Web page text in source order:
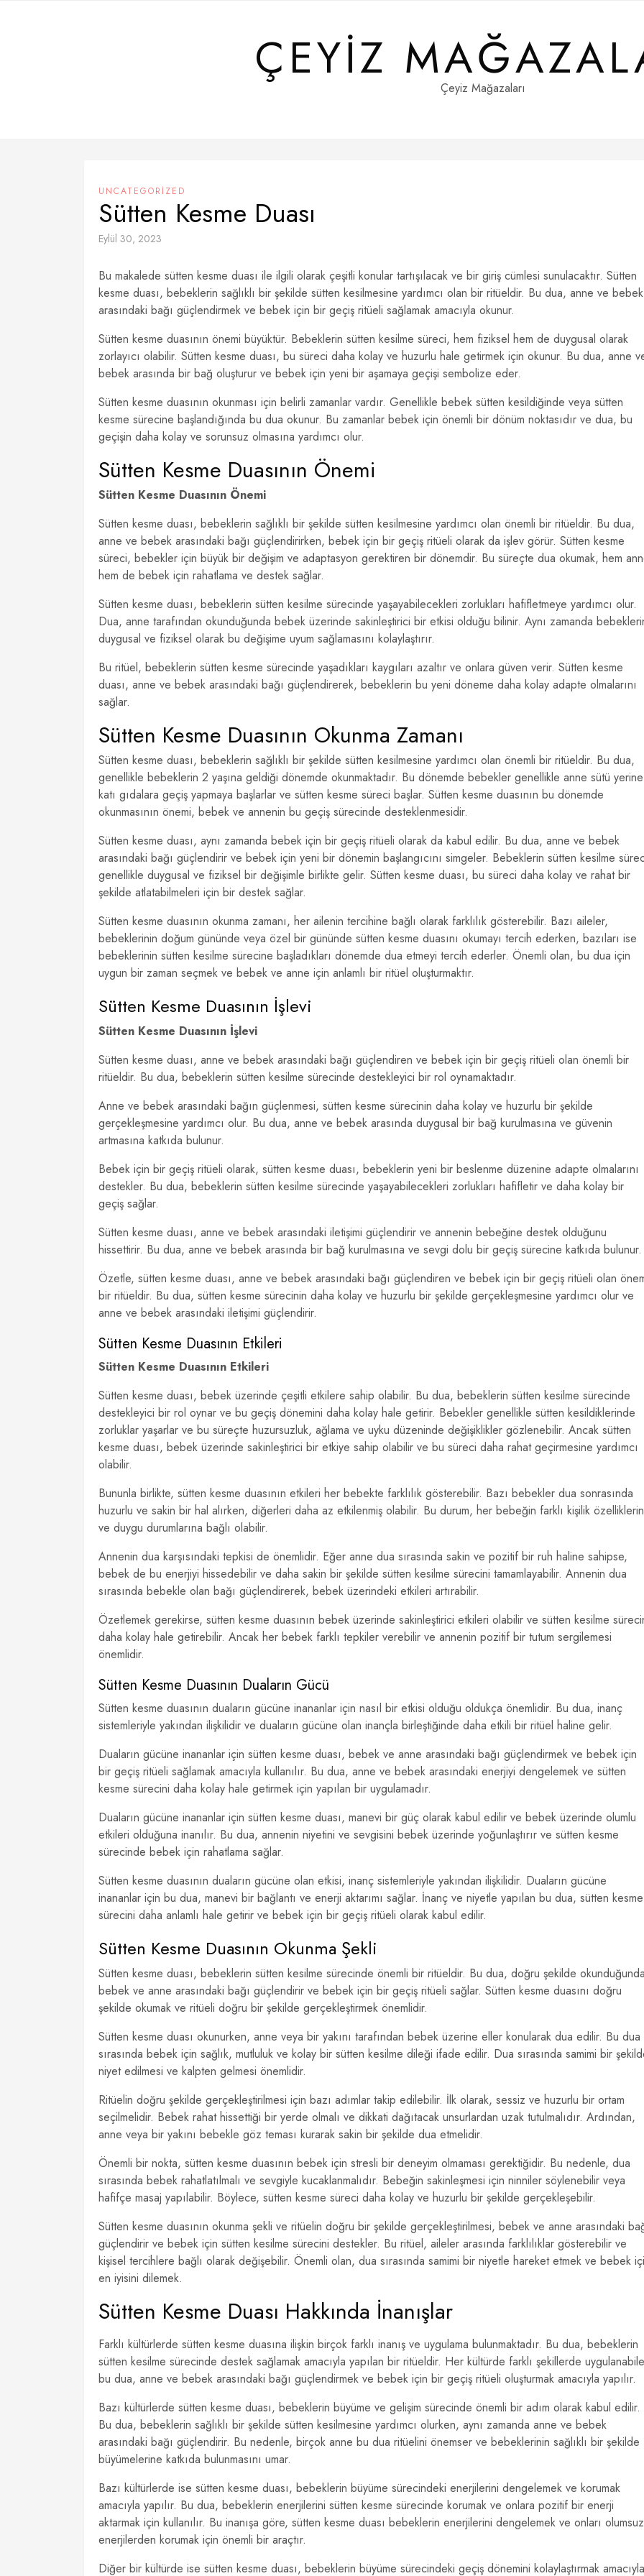
ÇEYIZ Çeyiz Mağazaları
UNCATEGORIZED
Sütten Kesme Duası
Eylül 30, 2023
Bu makalede sütten kesme duası ile ilgili olarak çeşitli konular tartışılacak ve bir giriş cümlesi sunulacaktır. Sütten
kesme duası, bebeklerin sağlıklı bir şekilde sütten kesilmesine yardımcı olan bir ritüeldir. Bu dua, anne ve bebek
arasındaki bağı güçlendirmek ve bebek için bir geçiş ritüeli sağlamak amacıyla okunur.
Sütten kesme duasının önemi büyüktür. Bebeklerin sütten kesilme süreci, hem fiziksel hem de duygusal olarak
zorlayıcı olabilir. Sütten kesme duası, bu süreci daha kolay ve huzurlu hale getirmek için okunur. Bu dua, anne
bebek arasında bir bağ oluşturur ve bebek için yeni bir aşamaya geçişi sembolize eder.
Sütten kesme duasının okunması için belirli zamanlar vardır. Genellikle bebek sütten kesildiğinde veya sütten
kesme sürecine başlandığında bu dua okunur. Bu zamanlar bebek için önemli bir dönüm noktasıdır ve dua, bu
geçişin daha kolay ve sorunsuz olmasına yardımcı olur.
Sütten Kesme Duasının Önemi
Sütten Kesme Duasının Önemi
Sütten kesme duası, bebeklerin sağlıklı bir şekilde sütten kesilmesine yardımcı olan önemli bir ritüeldir. Bu dua,
anne ve bebek arasındaki bağı güçlendirirken, bebek için bir geçiş ritüeli olarak da işlev görür. Sütten kesme
süreci, bebekler için büyük bir değişim ve adaptasyon gerektiren bir dönemdir. Bu süreçte dua okumak, hem
hem de bebek için rahatlama ve destek sağlar.
Sütten kesme duası, bebeklerin sütten kesilme sürecinde yaşayabilecekleri zorlukları hafifletmeye yardımcı olur.
Dua, anne tarafından okunduğunda bebek üzerinde sakinleştirici bir etkisi olduğu bilinir. Aynı zamanda
duygusal ve fiziksel olarak bu değişime uyum sağlamasını kolaylaştırır.
Bu ritüel, bebeklerin sütten kesme sürecinde yaşadıkları kaygıları azaltır ve onlara güven verir. Sütten kesme
duası, anne ve bebek arasındaki bağı güçlendirerek, bebeklerin bu yeni döneme daha kolay adapte olmalarını
sağlar.
Sütten Kesme Duasının Okunma Zamanı
Sütten kesme duası, bebeklerin sağlıklı bir şekilde sütten kesilmesine yardımcı olan önemli bir ritüeldir. Bu dua,
genellikle bebeklerin 2 yaşına geldiği dönemde okunmaktadır. Bu dönemde bebekler genellikle anne sütü yerine
katı gıdalara geçiş yapmaya başlarlar ve sütten kesme süreci başlar. Sütten kesme duasının bu dönemde
okunmasının önemi, bebek ve annenin bu geçiş sürecinde desteklenmesidir.
Sütten kesme duası, aynı zamanda bebek için bir geçiş ritüeli olarak da kabul edilir. Bu dua, anne ve bebek
arasındaki bağı güçlendirir ve bebek için yeni bir dönemin başlangıcını simgeler. Bebeklerin sütten kesilme
genellikle duygusal ve fiziksel bir değişimle birlikte gelir. Sütten kesme duası, bu süreci daha kolay ve rahat bir
şekilde atlatabilmeleri için bir destek sağlar.
Sütten kesme duasının okunma zamanı, her ailenin tercihine bağlı olarak farklılık gösterebilir. Bazı aileler,
bebeklerinin doğum gününde veya özel bir gününde sütten kesme duasını okumayı tercih ederken, bazıları ise
bebeklerinin sütten kesilme sürecine başladıkları dönemde dua etmeyi tercih ederler. Önemli olan, bu dua için
uygun bir zaman seçmek ve bebek ve anne için anlamlı bir ritüel oluşturmaktır.
Sütten Kesme Duasının İşlevi
Sütten Kesme Duasının İşlevi
Sütten kesme duası, anne ve bebek arasındaki bağı güçlendiren ve bebek için bir geçiş ritüeli olan önemli bir
ritüeldir. Bu dua, bebeklerin sütten kesilme sürecinde destekleyici bir rol oynamaktadır.
Anne ve bebek arasındaki bağın güçlenmesi, sütten kesme sürecinin daha kolay ve huzurlu bir şekilde
gerçekleşmesine yardımcı olur. Bu dua, anne ve bebek arasında duygusal bir bağ kurulmasına ve güvenin
artmasına katkıda bulunur.
Bebek için bir geçiş ritüeli olarak, sütten kesme duası, bebeklerin yeni bir beslenme düzenine adapte olmalarını
destekler. Bu dua, bebeklerin sütten kesilme sürecinde yaşayabilecekleri zorlukları hafifletir ve daha kolay bir
geçiş sağlar.
Sütten kesme duası, anne ve bebek arasındaki iletişimi güçlendirir ve annenin bebeğine destek olduğunu
hissettirir. Bu dua, anne ve bebek arasında bir bağ kurulmasına ve sevgi dolu bir geçiş sürecine katkıda bulunur.
Özetle, sütten kesme duası, anne ve bebek arasındaki bağı güçlendiren ve bebek için bir geçiş ritüeli olan
bir ritüeldir. Bu dua, sütten kesme sürecinin daha kolay ve huzurlu bir şekilde gerçekleşmesine yardımcı olur ve
anne ve bebek arasındaki iletişimi güçlendirir.
Sütten Kesme Duasının Etkileri
Sütten Kesme Duasının Etkileri
Sütten kesme duası, bebek üzerinde çeşitli etkilere sahip olabilir. Bu dua, bebeklerin sütten kesilme sürecinde
destekleyici bir rol oynar ve bu geçiş dönemini daha kolay hale getirir. Bebekler genellikle sütten kesildiklerinde
zorluklar yaşarlar ve bu süreçte huzursuzluk, ağlama ve uyku düzeninde değişiklikler gözlenebilir. Ancak sütten
kesme duası, bebek üzerinde sakinleştirici bir etkiye sahip olabilir ve bu süreci daha rahat geçirmesine yardımcı
olabilir.
Bununla birlikte, sütten kesme duasının etkileri her bebekte farklılık gösterebilir. Bazı bebekler dua sonrasında
huzurlu ve sakin bir hal alırken, diğerleri daha az etkilenmiş olabilir. Bu durum, her bebeğin farklı kişilik
ve duygu durumlarına bağlı olabilir.
Annenin dua karşısındaki tepkisi de önemlidir. Eğer anne dua sırasında sakin ve pozitif bir ruh haline sahipse,
bebek de bu enerjiyi hissedebilir ve daha sakin bir şekilde sütten kesilme sürecini tamamlayabilir. Annenin dua
sırasında bebekle olan bağı güçlendirerek, bebek üzerindeki etkileri artırabilir.
Özetlemek gerekirse, sütten kesme duasının bebek üzerinde sakinleştirici etkileri olabilir ve sütten kesilme
daha kolay hale getirebilir. Ancak her bebek farklı tepkiler verebilir ve annenin pozitif bir tutum sergilemesi
önemlidir.
Sütten Kesme Duasının Duaların Gücü
Sütten kesme duasının duaların gücüne inananlar için nasıl bir etkisi olduğu oldukça önemlidir. Bu dua, inanç
sistemleriyle yakından ilişkilidir ve duaların gücüne olan inançla birleştiğinde daha etkili bir ritüel haline gelir.
Duaların gücüne inananlar için sütten kesme duası, bebek ve anne arasındaki bağı güçlendirmek ve bebek için
bir geçiş ritüeli sağlamak amacıyla kullanılır. Bu dua, anne ve bebek arasındaki enerjiyi dengelemek ve sütten
kesme sürecini daha kolay hale getirmek için yapılan bir uygulamadır.
Duaların gücüne inananlar için sütten kesme duası, manevi bir güç olarak kabul edilir ve bebek üzerinde olumlu
etkileri olduğuna inanılır. Bu dua, annenin niyetini ve sevgisini bebek üzerinde yoğunlaştırır ve sütten kesme
sürecinde bebek için rahatlama sağlar.
Sütten kesme duasının duaların gücüne olan etkisi, inanç sistemleriyle yakından ilişkilidir. Duaların gücüne
inananlar için bu dua, manevi bir bağlantı ve enerji aktarımı sağlar. İnanç ve niyetle yapılan bu dua, sütten kesme
sürecini daha anlamlı hale getirir ve bebek için bir geçiş ritüeli olarak kabul edilir.
Sütten Kesme Duasının Okunma Şekli
Sütten kesme duası, bebeklerin sütten kesilme sürecinde önemli bir ritüeldir. Bu dua, doğru şekilde
bebek ve anne arasındaki bağı güçlendirir ve bebek için bir geçiş ritüeli sağlar. Sütten kesme duasını doğru
şekilde okumak ve ritüeli doğru bir şekilde gerçekleştirmek önemlidir.
Sütten kesme duası okunurken, anne veya bir yakını tarafından bebek üzerine eller konularak dua edilir. Bu dua
sırasında bebek için sağlık, mutluluk ve kolay bir sütten kesilme dileği ifade edilir. Dua sırasında samimi bir
niyet edilmesi ve kalpten gelmesi önemlidir.
Ritüelin doğru şekilde gerçekleştirilmesi için bazı adımlar takip edilebilir. İlk olarak, sessiz ve huzurlu bir ortam
seçilmelidir. Bebek rahat hissettiği bir yerde olmalı ve dikkati dağıtacak unsurlardan uzak tutulmalıdır. Ardından,
anne veya bir yakını bebekle göz teması kurarak sakin bir şekilde dua etmelidir.
Önemli bir nokta, sütten kesme duasının bebek için stresli bir deneyim olmaması gerektiğidir. Bu nedenle, dua
sırasında bebek rahatlatılmalı ve sevgiyle kucaklanmalıdır. Bebeğin sakinleşmesi için ninniler söylenebilir veya
hafifçe masaj yapılabilir. Böylece, sütten kesme süreci daha kolay ve huzurlu bir şekilde gerçekleşebilir.
Sütten kesme duasının okunma şekli ve ritüelin doğru bir şekilde gerçekleştirilmesi, bebek ve anne arasındaki
güçlendirir ve bebek için sütten kesilme sürecini destekler. Bu ritüel, aileler arasında farklılıklar gösterebilir ve
kişisel tercihlere bağlı olarak değişebilir. Önemli olan, dua sırasında samimi bir niyetle hareket etmek ve bebek
en iyisini dilemek.
Sütten Kesme Duası Hakkında İnanışlar
Farklı kültürlerde sütten kesme duasına ilişkin birçok farklı inanış ve uygulama bulunmaktadır. Bu dua, bebeklerin
sütten kesilme sürecinde destek sağlamak amacıyla yapılan bir ritüeldir. Her kültürde farklı şekillerde
bu dua, anne ve bebek arasındaki bağı güçlendirmek ve bebek için bir geçiş ritüeli oluşturmak amacıyla yapılır.
Bazı kültürlerde sütten kesme duası, bebeklerin büyüme ve gelişim sürecinde önemli bir adım olarak kabul edilir.
Bu dua, bebeklerin sağlıklı bir şekilde sütten kesilmesine yardımcı olurken, aynı zamanda anne ve bebek
arasındaki bağı güçlendirir. Bu nedenle, birçok anne bu dua ritüelini önemser ve bebeklerinin sağlıklı bir şekilde
büyümelerine katkıda bulunmasını umar.
Bazı kültürlerde ise sütten kesme duası, bebeklerin büyüme sürecindeki enerjilerini dengelemek ve korumak
amacıyla yapılır. Bu dua, bebeklerin enerjilerini sütten kesme sürecinde korumak ve onlara pozitif bir enerji
aktarmak için kullanılır. Bu inanışa göre, sütten kesme duası bebeklerin enerjilerini dengelemek ve onları olumsuz
enerjilerden korumak için önemli bir araçtır.
Diğer bir kültürde ise sütten kesme duası, bebeklerin büyüme sürecindeki geçiş dönemini kolaylaştırmak amacıyla